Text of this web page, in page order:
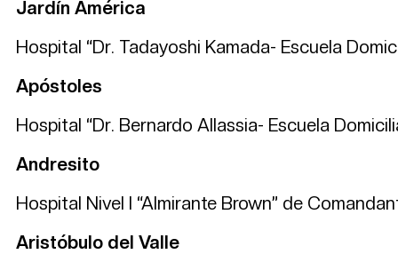
Jardín América
Hospital “Dr. Tadayoshi Kamada- Escuela
Apóstoles
Hospital “Dr. Bernardo Allassia- Escuela
Andresito
Hospital Nivel I “Almirante Brown” de
Aristóbulo del Valle